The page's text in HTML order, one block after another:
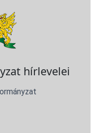
hírlevelei